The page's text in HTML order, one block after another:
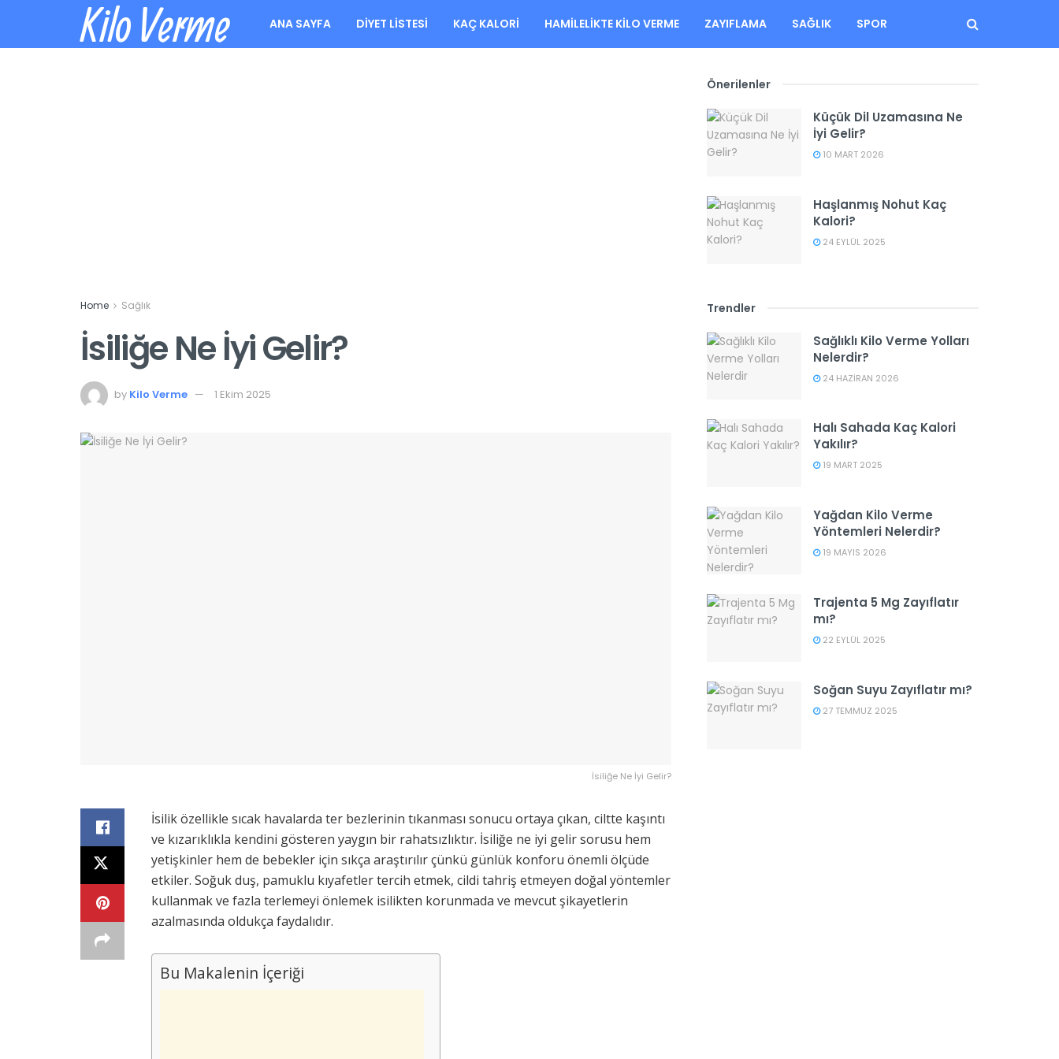
Kilo Verme ANA SAYFA DIYET LISTESI KAÇ KALORI HAMILELIKTE KILO VERME ZAYIFLAMA SAĞLIK SPOR
Home Sağlık
İsiliğe Ne İyi Gelir?
by Kilo Verme 1 Ekim 2025
İsiliğe Ne İyi Gelir?
İsilik özellikle sıcak havalarda ter bezlerinin tıkanması sonucu ortaya çıkan, ciltte kaşıntı
ve kızarıklıkla kendini gösteren yaygın bir rahatsızlıktır. İsiliğe ne iyi gelir sorusu hem
yetişkinler hem de bebekler için sıkça araştırılır çünkü günlük konforu önemli ölçüde
etkiler. Soğuk duş, pamuklu kıyafetler tercih etmek, cildi tahriş etmeyen doğal yöntemler
kullanmak ve fazla terlemeyi önlemek isilikten korunmada ve mevcut şikayetlerin
azalmasında oldukça faydalıdır.
Bu Makalenin İçeriği
Önerilenler
Küçük Dil Uzamasına Ne
İyi Gelir?
10 MART 2026
Haşlanmış Nohut Kaç
Kalori?
24 EYLÜL 2025
Trendler
Sağlıklı Kilo Verme Yolları
Nelerdir?
24 HAZIRAN 2026
Halı Sahada Kaç Kalori
Yakılır?
19 MART 2025
Yağdan Kilo Verme
Yöntemleri Nelerdir?
19 MAYIS 2026
Trajenta 5 Mg Zayıflatır
mı?
22 EYLÜL 2025
Soğan Suyu Zayıflatır mı?
27 TEMMUZ 2025